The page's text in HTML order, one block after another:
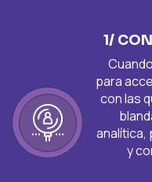
1/
para
con las
analítica,
y